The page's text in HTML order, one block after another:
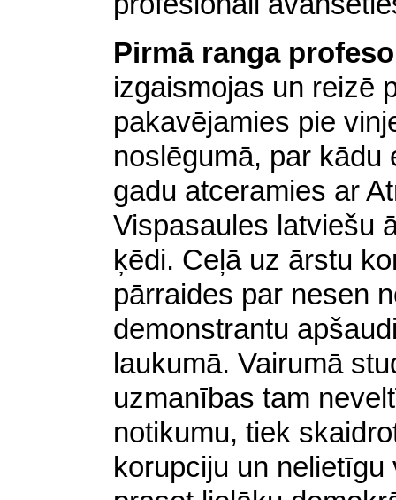
Pirmā ranga
izgaismojas un reizē
pakavējamies pie
noslēgumā, par kādu
gadu atceramies ar
Vispasaules latviešu
ķēdi. Ceļā uz ārstu
pārraides par nesen
demonstrantu
laukumā. Vairumā
uzmanības tam
notikumu, tiek
korupciju un